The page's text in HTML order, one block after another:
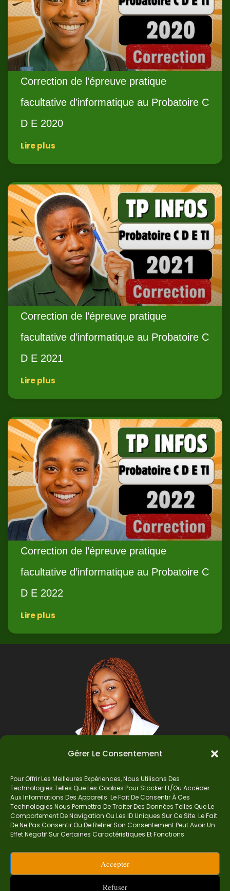
Gérer Le Consentement
Pour Offrir Les Meilleures Expériences, Nous Utilisons Des
Technologies Telles Que Les Cookies Pour Stocker Et/ou Accéder
Aux Informations Des Appareils. Le Fait De Consentir À Ces
Technologies Nous Permettra De Traiter Des Données Telles Que Le
Comportement De Navigation Ou Les ID Uniques Sur Ce Site. Le Fait
De Ne Pas Consentir Ou De Retirer Son Consentement Peut Avoir Un
Effet Négatif Sur Certaines Caractéristiques Et Fonctions.
Accepter
Refuser
Correction de l’épreuve pratique
facultative d’informatique au Probatoire C
D E 2020
Lire plus
Correction de l’épreuve pratique
facultative d’informatique au Probatoire C
D E 2021
Lire plus
Correction de l’épreuve pratique
facultative d’informatique au Probatoire C
D E 2022
Lire plus
Auteur
Je suis Madame Mba, une enseignante certifiée
de mathématiques. Sur Ndolomath, je partage
aimer et réussir en maths pas à pas.
contact.ndolomath@gmail.com ou au